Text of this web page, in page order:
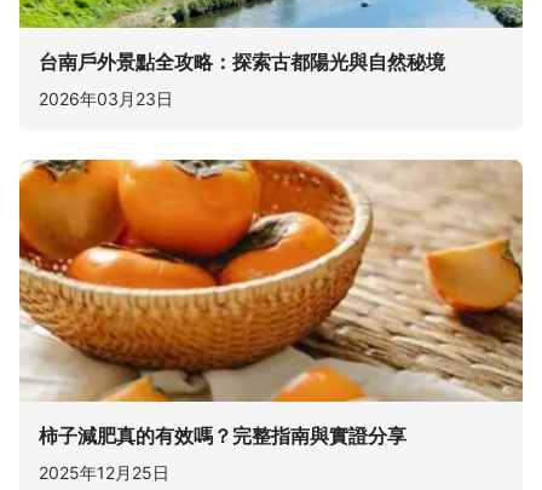
台南戶外景點全攻略：探索古都陽光與自然秘境
2026年03月23日
柿子減肥真的有效嗎？完整指南與實證分享
2025年12月25日